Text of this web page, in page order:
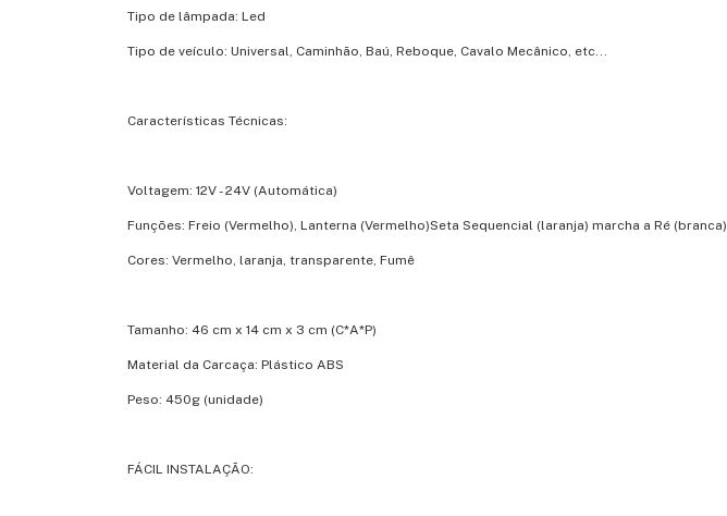
Tipo de lâmpada: Led
Tipo de veículo: Universal, Caminhão, Baú, Reboque, Cavalo Mecânico, etc...
Características Técnicas:
Voltagem: 12V - 24V (Automática)
Funções: Freio (Vermelho), Lanterna (Vermelho)Seta Sequencial (laranja) marcha a Ré (branca)
Cores: Vermelho, laranja, transparente, Fumê
Tamanho: 46 cm x 14 cm x 3 cm (C*A*P)
Material da Carcaça: Plástico ABS
Peso: 450g (unidade)
FÁCIL INSTALAÇÃO: